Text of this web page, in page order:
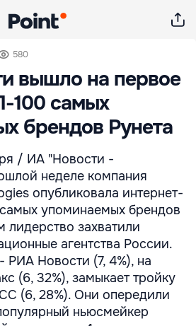
580
вышло на первое
100 самых
брендов Рунета
/ ИА "Новости -
неделе компания
опубликовала интернет-
упоминаемых брендов
лидерство захватили
агентства России.
РИА Новости (7, 4%), на
(6, 32%), замыкает тройку
(6, 28%). Они опередили
ньюсмейкер